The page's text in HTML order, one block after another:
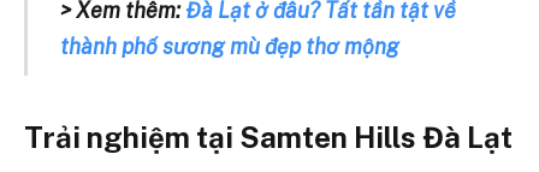
> Xem thêm:Đà Lạt ở đâu? Tất tần tật về
thành phố sương mù đẹp thơ mộng
Trải nghiệm tại Samten Hills Đà Lạt